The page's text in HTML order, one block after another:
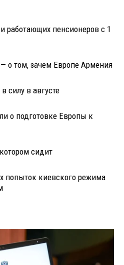
работающих пенсионеров с 1
о том, зачем Европе Армения
силу в августе
о подготовке Европы к
сидит
попыток киевского режима